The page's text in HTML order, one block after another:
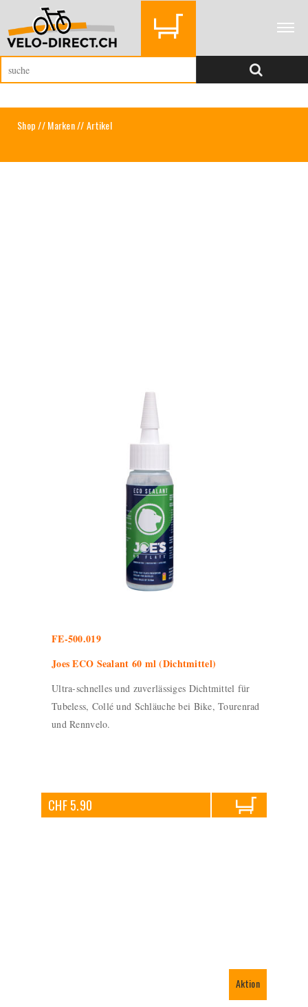
Shop//Marken// Artikel
FE-500.019
Joes ECO Sealant 60 ml (Dichtmittel)
Ultra-schnelles und zuverlässiges Dichtmittel für
Tubeless, Collé und Schläuche bei Bike, Tourenrad
und Rennvelo.
CHF 5.90
Aktion